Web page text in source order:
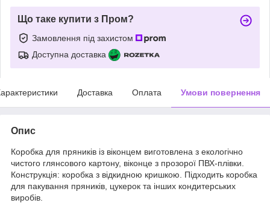
Що таке купити з Пром?
Замовлення під захистом
Доступна доставка
Доставка Оплата Умови повернення
Опис
Коробка для пряників із віконцем виготовлена з екологічно
чистого глянсового картону, віконце з прозорої ПВХ-плівки.
Конструкція: коробка з відкидною кришкою. Підходить коробка
для пакування пряників, цукерок та інших кондитерських
виробів.